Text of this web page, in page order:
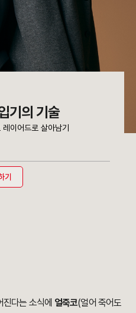
기의 기술
이어드로 살아남기
기
진다는 소식에 얼죽코(얼어 죽어도